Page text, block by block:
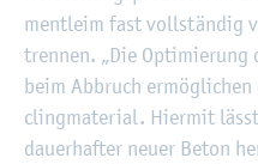
ment­leim fast voll­stän­dig
tren­nen. „Die
beim Ab­bruch
cling­ma­te­ri­al. Hier­mit
dau­er­haf­ter neuer Beton